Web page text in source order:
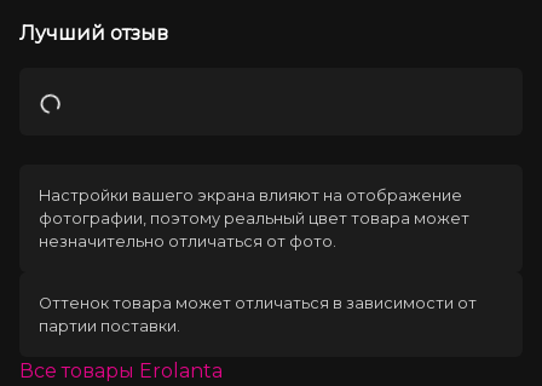
Лучший отзыв
Загрузка
Настройки вашего экрана влияют на отображение
фотографии, поэтому реальный цвет товара может
незначительно отличаться от фото.
Оттенок товара может отличаться в зависимости от
партии поставки.
Все товары Erolanta